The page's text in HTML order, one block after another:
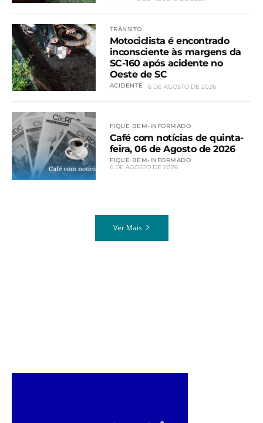
TRÂNSITO
Motociclista é encontrado
inconsciente às margens da
SC-160 após acidente no
Oeste de SC
ACIDENTE 6 DE AGOSTO DE 2026
FIQUE BEM-INFORMADO
Café com notícias de quinta-
feira, 06 de Agosto de 2026
FIQUE BEM-INFORMADO
6 DE AGOSTO DE 2026
Ver Mais